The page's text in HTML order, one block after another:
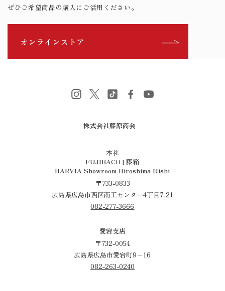
ぜひご希望商品の購入にご活用ください。
オンラインストア
株式会社藤原商会
​​​​​​​本社
FUJIBACO | 藤箱
HARVIA Showroom Hiroshima Nishi
〒733-0833
広島県広島市西区商工センター4丁目7-21
082-277-3666
愛宕支店
〒732-0054
広島県広島市愛宕町9−16
082-263-0240